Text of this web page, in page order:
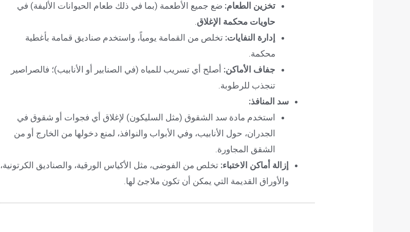
تخزين الطعام: ضع جميع الأطعمة (بما في ذلك طعام الحيوانات الأليفة) في
حاويات محكمة الإغلاق.
إدارة النفايات: تخلص من القمامة يومياً، واستخدم صناديق قمامة بأغطية
محكمة.
جفاف الأماكن: أصلح أي تسريب للمياه (في الصنابير أو الأنابيب)؛ فالصراصير
تنجذب للرطوبة.
سد المنافذ:
استخدم مادة سد الشقوق (مثل السليكون) لإغلاق أي فجوات أو شقوق في
الجدران، حول الأنابيب، وفي الأبواب والنوافذ، لمنع دخولها من الخارج أو من
الشقق المجاورة.
إزالة أماكن الاختباء: تخلص من الفوضى، مثل الأكياس الورقية، والصناديق الكرتونية،
والأوراق القديمة التي يمكن أن تكون ملاجئ لها.